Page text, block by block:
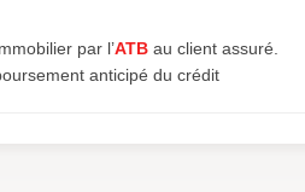
par l’ATBau client assuré.
anticipé du crédit